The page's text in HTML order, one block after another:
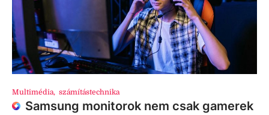
Multimédia, számítástechnika
Samsung monitorok nem csak gamerek